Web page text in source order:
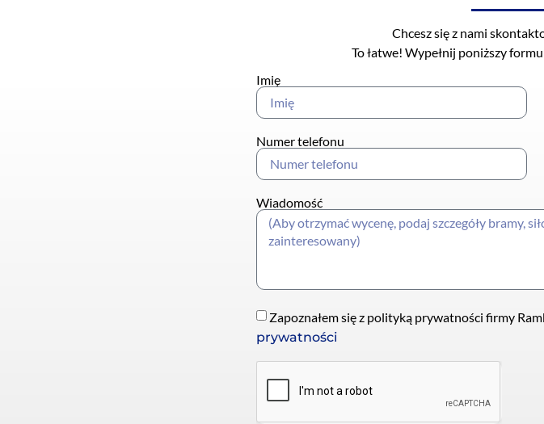
Chcesz się z nami
To łatwe! Wypełnij poniższy
Imię
Numer telefonu
Wiadomość
Zapoznałem się z polityką prywatności firmy
prywatności